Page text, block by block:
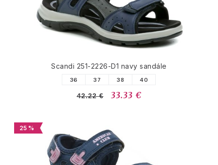
Scandi 251-2226-D1 navy sandále
36 37 38 40
42.22 € 33.33 €
25 %